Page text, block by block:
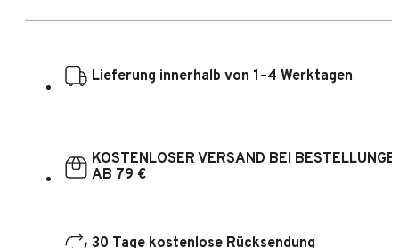
Lieferung innerhalb von 1–4 Werktagen
KOSTENLOSER VERSAND BEI
AB 79 €
30 Tage kostenlose Rücksendung